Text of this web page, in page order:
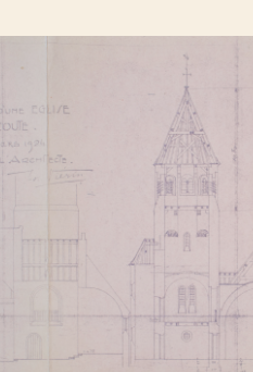
Jozef Viérin, architect (1924).